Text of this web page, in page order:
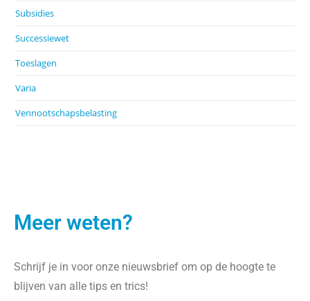
Subsidies
Successiewet
Toeslagen
Varia
Vennootschapsbelasting
Meer weten?
Schrijf je in voor onze nieuwsbrief om op de hoogte te
blijven van alle tips en trics!